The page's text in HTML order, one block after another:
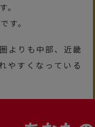
す。
よりも中部、近畿
やすくなっている